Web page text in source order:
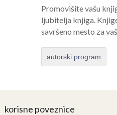
Promovišite vašu
ljubitelja knjiga.
savršeno mesto za
autorski program
korisne poveznice